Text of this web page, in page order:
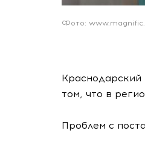
Фото:
том, что в
Проблем с